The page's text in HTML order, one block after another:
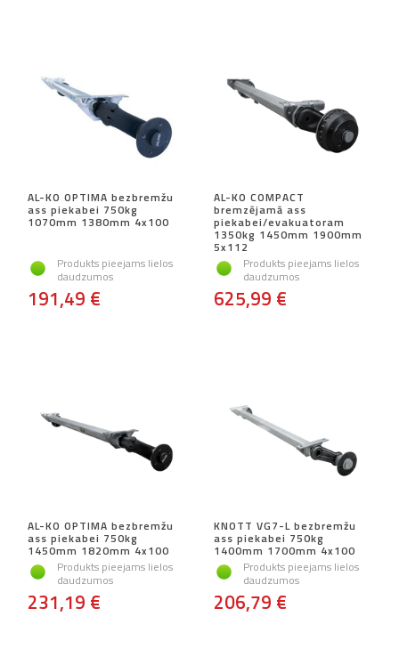
AL-KO OPTIMA bezbremžu
ass piekabei 750kg
1070mm 1380mm 4x100
Produkts pieejams lielos
daudzumos
191,49 €
AL-KO COMPACT
bremzējamā ass
piekabei/evakuatoram
1350kg 1450mm 1900mm
5x112
Produkts pieejams lielos
daudzumos
625,99 €
AL-KO OPTIMA bezbremžu
ass piekabei 750kg
1450mm 1820mm 4x100
Produkts pieejams lielos
daudzumos
231,19 €
KNOTT VG7-L bezbremžu
ass piekabei 750kg
1400mm 1700mm 4x100
Produkts pieejams lielos
daudzumos
206,79 €